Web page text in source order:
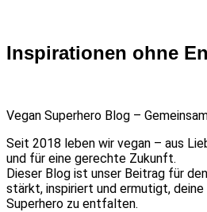
Inspirationen ohne
Vegan Superhero Blog –
Seit 2018 leben wir vegan – aus
und für eine gerechte Zukunft.
Dieser Blog ist unser Beitrag für
stärkt, inspiriert und ermutigt,
Superhero zu entfalten.